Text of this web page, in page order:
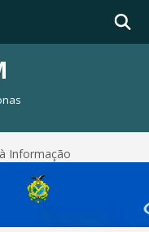
Informação